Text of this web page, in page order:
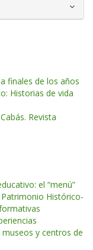
finales de los años
Historias de vida
Cabás. Revista
el “menú”
Histórico-
y centros de